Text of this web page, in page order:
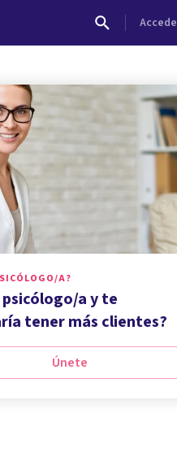
Accede
A?
psicólogo/a y te
tener más clientes?
Únete